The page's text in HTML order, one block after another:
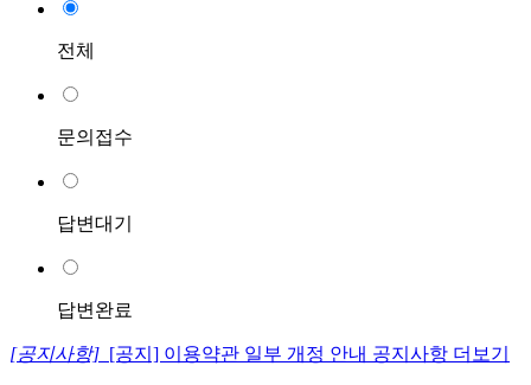
전체
문의접수
답변대기
답변완료
[공지사항] [공지] 이용약관 일부 개정 안내 공지사항 더보기